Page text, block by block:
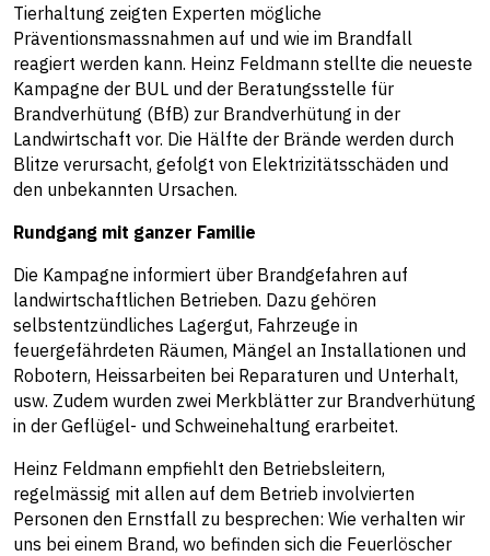
Tierhaltung zeigten Experten mögliche
Präventionsmassnahmen auf und wie im Brandfall
reagiert werden kann. Heinz Feldmann stellte die neueste
Kampagne der BUL und der Beratungsstelle für
Brandverhütung (BfB) zur Brandverhütung in der
Landwirtschaft vor. Die Hälfte der Brände werden durch
Blitze verursacht, gefolgt von Elektrizitätsschäden und
den unbekannten Ursachen.
Rundgang mit ganzer Familie
Die Kampagne informiert über Brandgefahren auf
landwirtschaftlichen Betrieben. Dazu gehören
selbstentzündliches Lagergut, Fahrzeuge in
feuergefährdeten Räumen, Mängel an Installationen und
Robotern, Heissarbeiten bei Reparaturen und Unterhalt,
usw. Zudem wurden zwei Merkblätter zur Brandverhütung
in der Geflügel- und Schweinehaltung erarbeitet.
Heinz Feldmann empfiehlt den Betriebsleitern,
regelmässig mit allen auf dem Betrieb involvierten
Personen den Ernstfall zu besprechen: Wie verhalten wir
uns bei einem Brand, wo befinden sich die Feuerlöscher